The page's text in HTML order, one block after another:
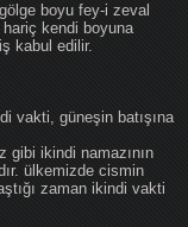
boyu fey-i zeval
kendi boyuna
kabul edilir.
vakti, güneşin batışına
gibi ikindi namazının
ülkemizde cismin
zaman ikindi vakti